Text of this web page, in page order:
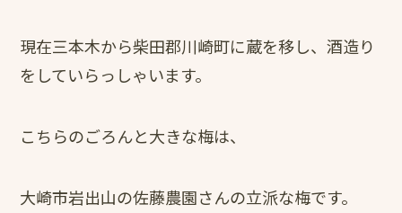
現在三本木から柴田郡川崎町に蔵を移し、酒造り
をしていらっしゃいます。
こちらのごろんと大きな梅は、
大崎市岩出山の佐藤農園さんの立派な梅です。